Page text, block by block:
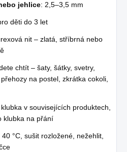
jehlice: 2,5–3,5 mm
děti do 3 let
nit – zlatá, stříbrná nebo
chtít – šaty, šátky, svetry,
na postel, zkrátka cokoli,
v souvisejících produktech,
klubka na přání
°C, sušit rozložené, nežehlit,